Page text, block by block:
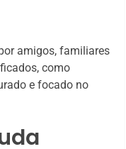
amigos, familiares
como
e focado no